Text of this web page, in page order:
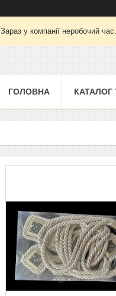
Зараз у компанії неробочий
ГОЛОВНА КАТАЛОГ